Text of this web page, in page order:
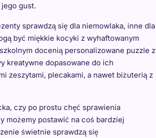
gust.
sprawdzą się dla niemowlaka, inne dla
być miękkie kocyki z wyhaftowanym
docenią personalizowane puzzle z
kreatywne dopasowane do ich
zeszytami, plecakami, a nawet biżuterią z
czy po prostu chęć sprawienia
możemy postawić na coś bardziej
świetnie sprawdzą się